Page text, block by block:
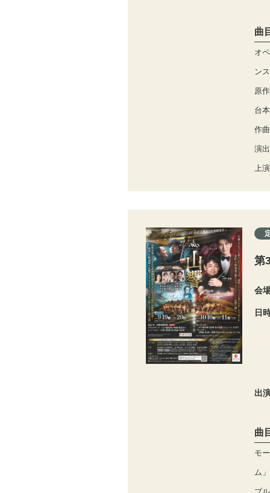
曲
オ
ン
原
台
作
演
上
第
会
日
出
曲
モ
ム